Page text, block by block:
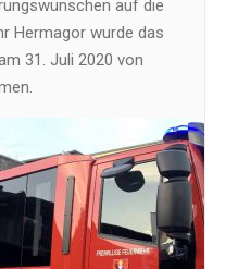
auf die
Hermagor wurde das
31. Juli 2020 von